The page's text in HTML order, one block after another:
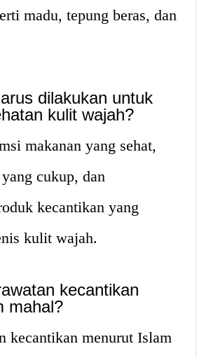
madu, tepung beras, dan
dilakukan untuk
kulit wajah?
makanan yang sehat,
cukup, dan
kecantikan yang
kulit wajah.
kecantikan
mahal?
kecantikan menurut Islam